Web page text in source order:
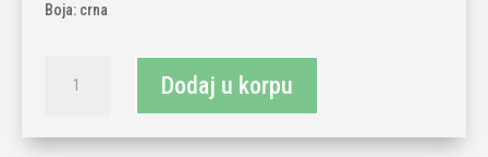
Boja: crna
šinski
6W
Dodaj u korpu